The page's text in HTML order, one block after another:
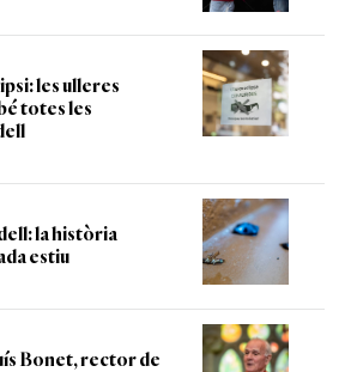
les ulleres
totes les
la història
estiu
Bonet, rector de